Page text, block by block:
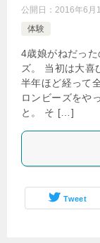
公開日： 2016年6月
体験
4歳娘がねだっ
ズ。 当初は大喜
半年ほど経って
ロンビーズをや
と。 そ […]
Tweet